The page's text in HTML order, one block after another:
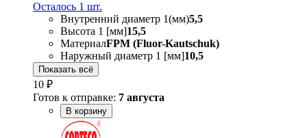
Осталось 1 шт.
Внутренний диаметр 1(мм)5,5
Высота 1 [мм]15,5
МатериалFPM (Fluor-Kautschuk)
Наружный диаметр 1 [мм]10,5
Показать всё
10 ₽
Готов к отправке: 7 августа
В корзину